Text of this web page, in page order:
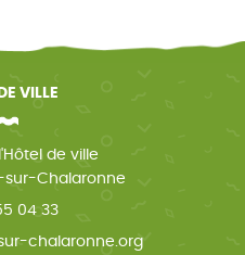
VILLE
de ville
sur-Chalaronne
04 33
chalaronne.org